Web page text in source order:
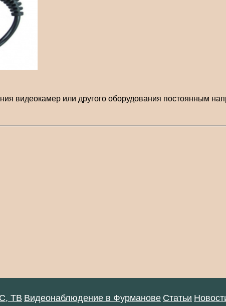
видеокамер или другого оборудования постоянным
ТВ Видеонаблюдение в Фурманове Статьи